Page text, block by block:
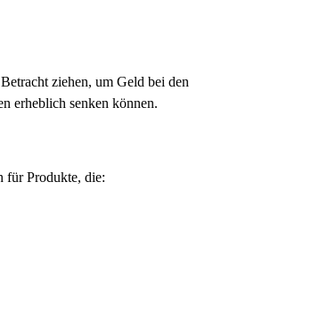
ziehen, um Geld bei den
erheblich senken können.
für Produkte, die: